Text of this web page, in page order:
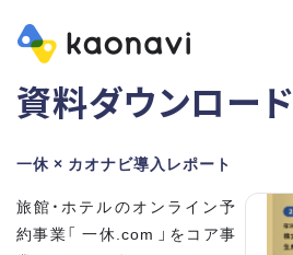
資料ダウンロード
一休 × カオナビ導入レポート
旅館・ホテルのオンライン予
約事業「 一休.com 」をコア事